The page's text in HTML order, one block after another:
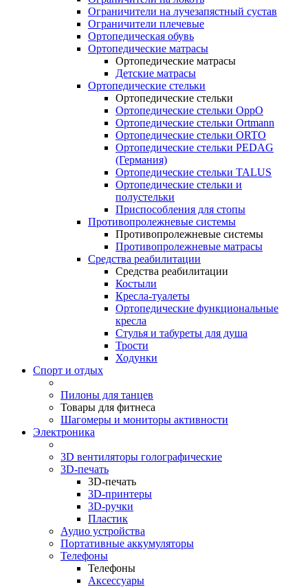
Ограничители на лучезапястный сустав
Ограничители плечевые
Ортопедическая обувь
Ортопедические матрасы
Ортопедические матрасы
Детские матрасы
Ортопедические стельки
Ортопедические стельки
Ортопедические стельки OppO
Ортопедические стельки Ortmann
Ортопедические стельки ORTO
Ортопедические стельки PEDAG
(Германия)
Ортопедические стельки TALUS
Ортопедические стельки и
полустельки
Приспособления для стопы
Противопролежневые системы
Противопролежневые системы
Противопролежневые матрасы
Средства реабилитации
Средства реабилитации
Костыли
Кресла-туалеты
Ортопедические функциональные
кресла
Стулья и табуреты для душа
Трости
Ходунки
Спорт и отдых
Пилоны для танцев
Товары для фитнеса
Шагомеры и мониторы активности
Электроника
3D вентиляторы голографические
3D-печать
3D-печать
3D-принтеры
3D-ручки
Пластик
Аудио устройства
Портативные аккумуляторы
Телефоны
Телефоны
Аксессуары